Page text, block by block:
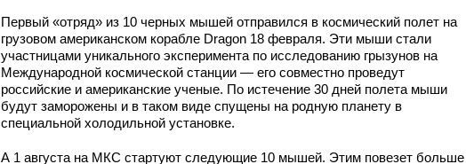
Первый «отряд» из 10 черных мышей отправился в космический полет на
грузовом американском корабле Dragon 18 февраля. Эти мыши стали
участницами уникального эксперимента по исследованию грызунов на
Международной космической станции — его совместно проведут
российские и американские ученые. По истечение 30 дней полета мыши
будут заморожены и в таком виде спущены на родную планету в
специальной холодильной установке.
А 1 августа на МКС стартуют следующие 10 мышей. Этим повезет больше